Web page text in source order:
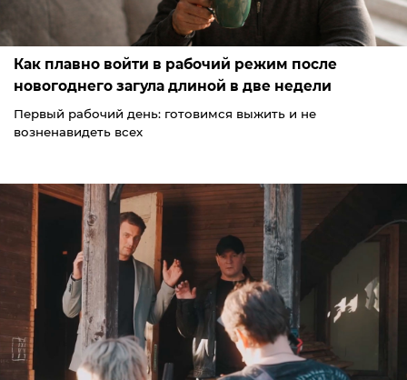
Как плавно войти в рабочий режим после
новогоднего загула длиной в две недели
Первый рабочий день: готовимся выжить и не
возненавидеть всех